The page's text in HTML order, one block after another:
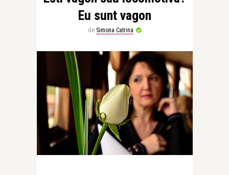
Eu sunt vagon
de Simona Catrina